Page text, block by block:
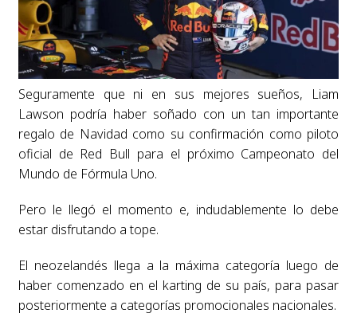
Seguramente que ni en sus mejores sueños, Liam
Lawson podría haber soñado con un tan importante
regalo de Navidad como su confirmación como piloto
oficial de Red Bull para el próximo Campeonato del
Mundo de Fórmula Uno.
Pero le llegó el momento e, indudablemente lo debe
estar disfrutando a tope.
El neozelandés llega a la máxima categoría luego de
haber comenzado en el karting de su país, para pasar
posteriormente a categorías promocionales nacionales.